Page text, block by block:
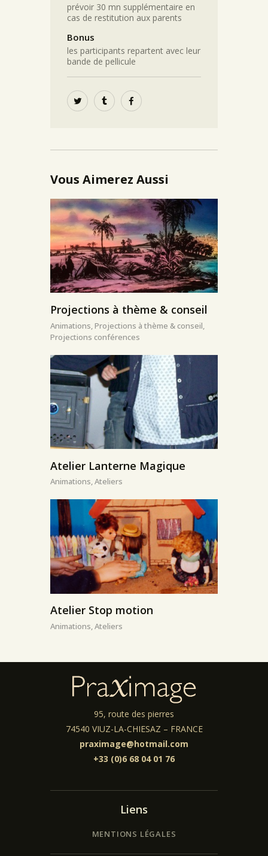
prévoir 30 mn supplémentaire en
cas de restitution aux parents
Bonus
les participants repartent avec leur
bande de pellicule
Vous Aimerez Aussi
Projections à thème & conseil
Animations, Projections à thème & conseil,
Projections conférences
Atelier Lanterne Magique
Animations,Ateliers
Atelier Stop motion
Animations,Ateliers
95, route des pierres
74540 VIUZ-LA-CHIESAZ – FRANCE
praximage@hotmail.com
+33 (0)6 68 04 01 76
Liens
MENTIONS LÉGALES